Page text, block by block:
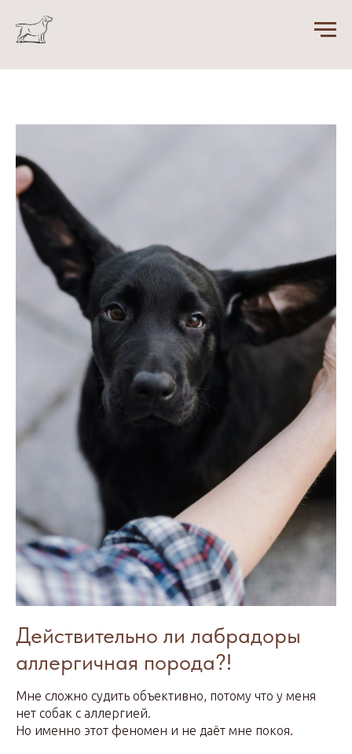
Действительно ли лабрадоры
аллергичная порода?!
Мне сложно судить объективно, потому что у меня
нет собак с аллергией.
Но именно этот феномен и не даёт мне покоя.